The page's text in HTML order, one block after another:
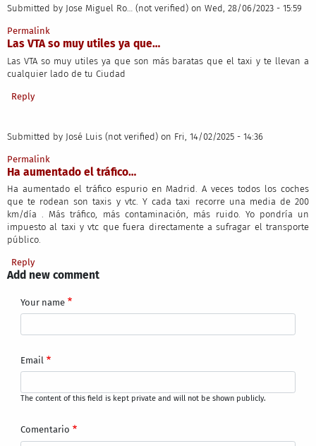
Submitted by Jose Miguel Ro… (not verified) on Wed, 28/06/2023 - 15:59
Permalink
Las VTA so muy utiles ya que…
Las VTA so muy utiles ya que son más baratas que el taxi y te llevan a
cualquier lado de tu Ciudad
Reply
Submitted by José Luis (not verified) on Fri, 14/02/2025 - 14:36
Permalink
Ha aumentado el tráfico…
Ha aumentado el tráfico espurio en Madrid. A veces todos los coches
que te rodean son taxis y vtc. Y cada taxi recorre una media de 200
km/día . Más tráfico, más contaminación, más ruido. Yo pondría un
impuesto al taxi y vtc que fuera directamente a sufragar el transporte
público.
Reply
Add new comment
Your name
Email
The content of this field is kept private and will not be shown publicly.
Comentario